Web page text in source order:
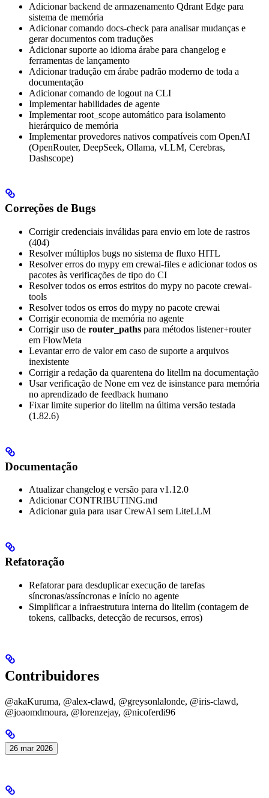
Adicionar backend de armazenamento Qdrant Edge para
sistema de memória
Adicionar comando docs-check para analisar mudanças e
gerar documentos com traduções
Adicionar suporte ao idioma árabe para changelog e
ferramentas de lançamento
Adicionar tradução em árabe padrão moderno de toda a
documentação
Adicionar comando de logout na CLI
Implementar habilidades de agente
Implementar root_scope automático para isolamento
hierárquico de memória
Implementar provedores nativos compatíveis com OpenAI
(OpenRouter, DeepSeek, Ollama, vLLM, Cerebras,
Dashscope)
Correções de Bugs
Corrigir credenciais inválidas para envio em lote de rastros
(404)
Resolver múltiplos bugs no sistema de fluxo HITL
Resolver erros do mypy em crewai-files e adicionar todos os
pacotes às verificações de tipo do CI
Resolver todos os erros estritos do mypy no pacote crewai-
tools
Resolver todos os erros do mypy no pacote crewai
Corrigir economia de memória no agente
Corrigir uso de router_paths para métodos listener+router
em FlowMeta
Levantar erro de valor em caso de suporte a arquivos
inexistente
Corrigir a redação da quarentena do litellm na documentação
Usar verificação de None em vez de isinstance para memória
no aprendizado de feedback humano
Fixar limite superior do litellm na última versão testada
(1.82.6)
Documentação
Atualizar changelog e versão para v1.12.0
Adicionar CONTRIBUTING.md
Adicionar guia para usar CrewAI sem LiteLLM
Refatoração
Refatorar para desduplicar execução de tarefas
síncronas/assíncronas e início no agente
Simplificar a infraestrutura interna do litellm (contagem de
tokens, callbacks, detecção de recursos, erros)
Contribuidores
@akaKuruma, @alex-clawd, @greysonlalonde, @iris-clawd,
@joaomdmoura, @lorenzejay, @nicoferdi96
26 mar 2026